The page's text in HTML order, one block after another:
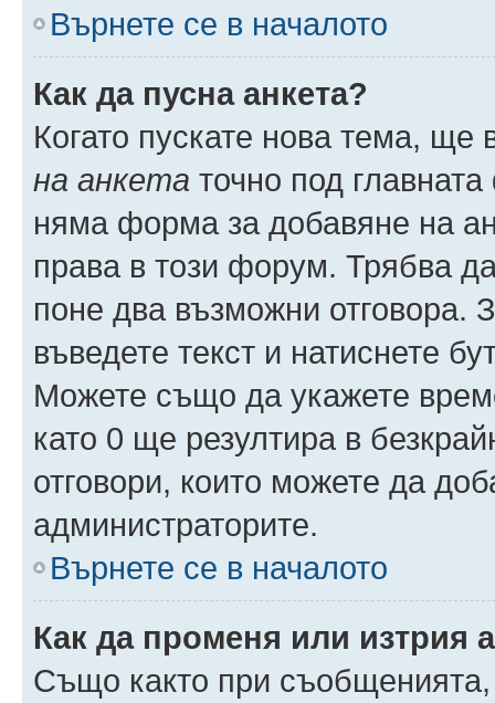
Върнете се в началото
Как да пусна анкета?
Когато пускате нова тема,
на анкета точно под
няма форма за добавяне на
права в този форум. Трябва
поне два възможни отговора.
въведете текст и натиснете
Можете също да укажете
като 0 ще резултира в
отговори, които можете да
администраторите.
Върнете се в началото
Как да променя или изтрия
Също както при съобщенията,